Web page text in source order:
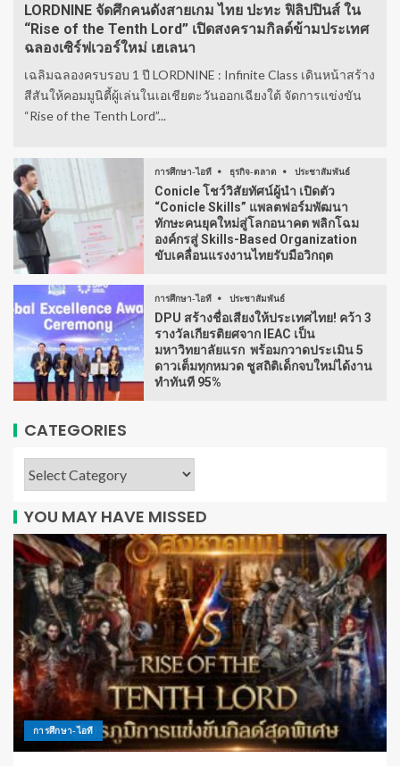
LORDNINE จัดศึกคนดังสายเกม ไทย ปะทะ ฟิลิปปินส์ ใน
“Rise of the Tenth Lord” เปิดสงครามกิลด์ข้ามประเทศ
ฉลองเซิร์ฟเวอร์ใหม่ เฮเลนา
เฉลิมฉลองครบรอบ 1 ปี LORDNINE : Infinite Class เดินหน้าสร้าง
สีสันให้คอมมูนิตี้ผู้เล่นในเอเชียตะวันออกเฉียงใต้ จัดการแข่งขัน
“Rise of the Tenth Lord”...
การศึกษา-ไอที ธุรกิจ-ตลาด ประชาสัมพันธ์
Conicle โชว์วิสัยทัศน์ผู้นำ เปิดตัว
“Conicle Skills” แพลตฟอร์มพัฒนา
ทักษะคนยุคใหม่สู่โลกอนาคต พลิกโฉม
องค์กรสู่ Skills-Based Organization
ขับเคลื่อนแรงงานไทยรับมือวิกฤต
การศึกษา-ไอที ประชาสัมพันธ์
DPU สร้างชื่อเสียงให้ประเทศไทย! คว้า 3
รางวัลเกียรติยศจาก IEAC เป็น
มหาวิทยาลัยแรก พร้อมกวาดประเมิน 5
ดาวเต็มทุกหมวด ชูสถิติเด็กจบใหม่ได้งาน
ทำทันที 95%
CATEGORIES
YOU MAY HAVE MISSED
การศึกษา-ไอที